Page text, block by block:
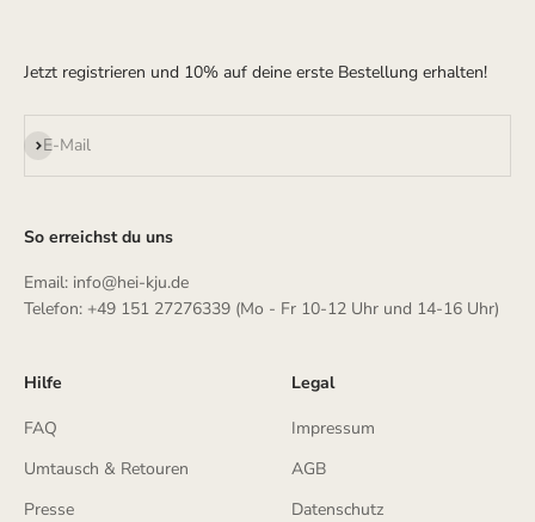
Jetzt registrieren und 10% auf deine erste Bestellung erhalten!
E-Mail
Abonnieren
So erreichst du uns
Email: info@hei-kju.de
Telefon: +49 151 27276339 (Mo - Fr 10-12 Uhr und 14-16 Uhr)
Hilfe
FAQ
Umtausch & Retouren
Presse
Legal
Impressum
AGB
Datenschutz